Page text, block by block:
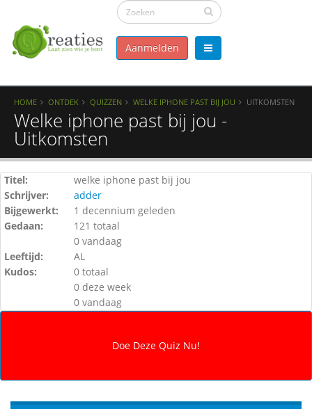
Aanmelden
HOME ONTDEK QUIZZEN WELKE IPHONE PAST BIJ JOU UITKOMSTEN
Welke iphone past bij jou -
Uitkomsten
Titel:
welke iphone past bij jou
Schrijver:
adder
Bijgewerkt:
1 decennium geleden
Gedaan:
121 totaal
0 vandaag
Leeftijd:
AL
Kudos:
0 totaal
0 deze week
0 vandaag